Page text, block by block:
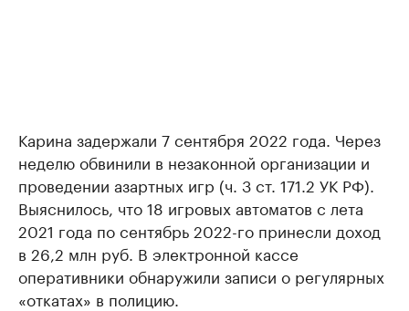
Карина задержали 7 сентября 2022 года. Через
неделю обвинили в незаконной организации и
проведении азартных игр (ч. 3 ст. 171.2 УК РФ).
Выяснилось, что 18 игровых автоматов с лета
2021 года по сентябрь 2022-го принесли доход
в 26,2 млн руб. В электронной кассе
оперативники обнаружили записи о регулярных
«откатах» в полицию.